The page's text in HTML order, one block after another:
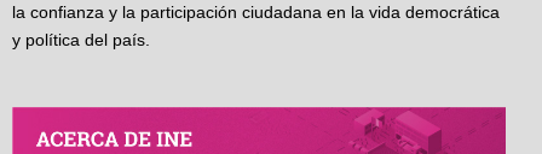
la confianza y la participación ciudadana en la vida democrática
y política del país.